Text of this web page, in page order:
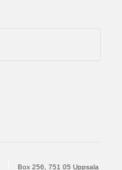
Box 256, 751 05 Uppsala